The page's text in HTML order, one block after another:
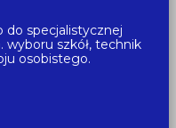
do specjalistycznej
szkół, technik
osobistego.